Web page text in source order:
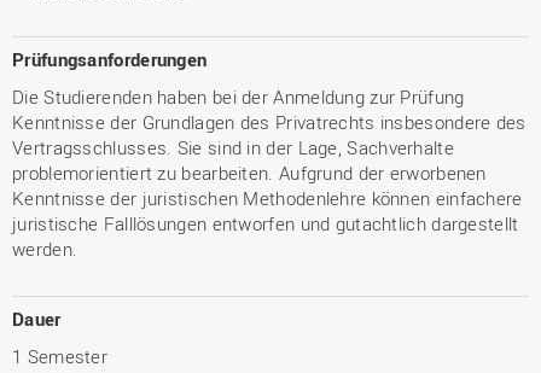
Prüfungsanforderungen
Die Studierenden haben bei der Anmeldung zur Prüfung
Kenntnisse der Grundlagen des Privatrechts insbesondere des
Vertragsschlusses. Sie sind in der Lage, Sachverhalte
problemorientiert zu bearbeiten. Aufgrund der erworbenen
Kenntnisse der juristischen Methodenlehre können einfachere
juristische Falllösungen entworfen und gutachtlich dargestellt
werden.
Dauer
1 Semester